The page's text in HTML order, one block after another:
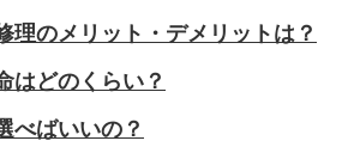
理のメリット・デメリットは？
はどのくらい？
べばいいの？